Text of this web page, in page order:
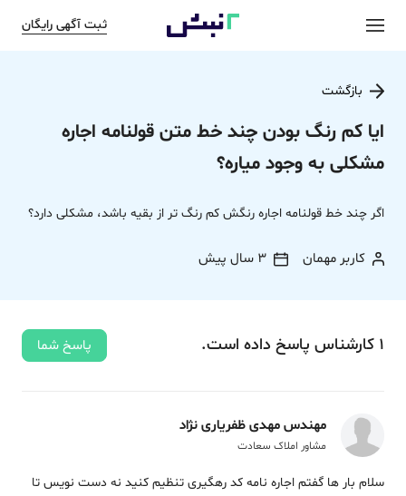
ثبت آگهی رایگان
بازگشت
ایا کم رنگ بودن چند خط متن قولنامه اجاره
مشکلی به وجود میاره؟
اگر چند خط قولنامه اجاره رنگش کم رنگ تر از بقیه باشد، مشکلی دارد؟
کاربر مهمان 3 سال پیش
1 کارشناس پاسخ داده‌ است. پاسخ شما
مهندس مهدی ظفریاری نژاد
مشاور املاک سعادت
سلام بار ها گفتم اجاره نامه کد رهگیری تنظیم کنید نه دست نویس تا